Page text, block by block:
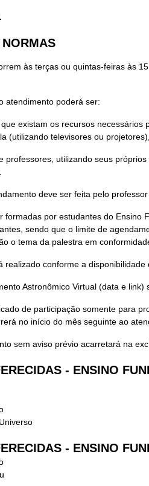
às terças ou quintas-feiras às
atendimento poderá ser:
existam os recursos
(utilizando televisores ou
professores, utilizando seus
deve ser feita pelo
formadas por estudantes do Ensino
sendo que o limite de
o tema da palestra em
realizado conforme a
Astronômico Virtual (data e
de participação somente para
no início do mês seguinte ao
sem aviso prévio acarretará na
- ENSINO
- ENSINO